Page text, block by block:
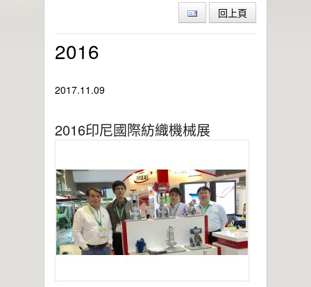
助力石化與特殊化學產業邁向綠色轉型與
偉允閥業聯手洛克威爾 邁向IIoT轉型
智慧工廠最佳解決方案｜設備效能管理及資訊
偉允閥業邱倉祥掌舵北市機器公會
回上頁
2016
2017.11.09
2016印尼國際紡織機械展